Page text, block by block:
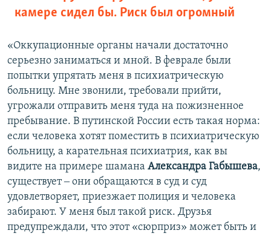
камере сидел бы. Риск был огромный
«Оккупационные органы начали достаточно
серьезно заниматься и мной. В феврале были
попытки упрятать меня в психиатрическую
больницу. Мне звонили, требовали прийти,
угрожали отправить меня туда на пожизненное
пребывание. В путинской России есть такая норма:
если человека хотят поместить в психиатрическую
больницу, а карательная психиатрия, как вы
видите на примере шамана Александра Габышева,
существует ‒ они обращаются в суд и суд
удовлетворяет, приезжает полиция и человека
забирают. У меня был такой риск. Друзья
предупреждали, что этот «сюрприз» может быть и